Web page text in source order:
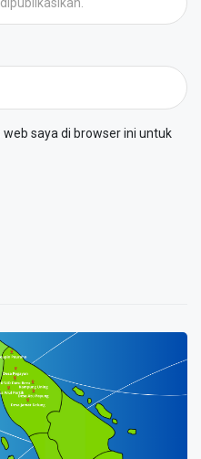
saya di browser ini untuk